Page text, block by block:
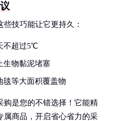
技巧能让它更持久：
不超过5℃
生物黏泥堵塞
毯等大面积覆盖物
购是您的不错选择！它能精
属商品，开启省心省力的采